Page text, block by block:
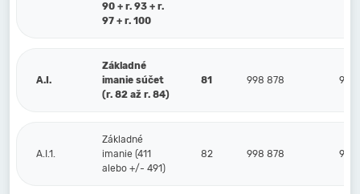
90 + r. 93 + r.
97 + r. 100
A.I.
Základné
imanie súčet
(r. 82 až r. 84)
81 998 878 998
A.I.1.
Základné
imanie (411
alebo +/- 491)
82 998 878 998